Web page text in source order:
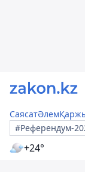
СаясатӘлем
#Референдум-
+24°